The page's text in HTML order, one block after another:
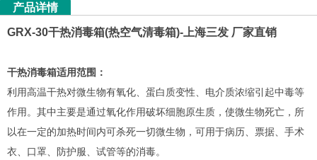
产品详情
GRX-30干热消毒箱(热空气清毒箱)-上海三发 厂家直销
干热消毒箱适用范围：
利用高温干热对微生物有氧化、蛋白质变性、电介质浓缩引起中毒等
作用。其中主要是通过氧化作用破坏细胞原生质，使微生物死亡，所
以在一定的加热时间内可杀死一切微生物，可用于病历、票据、手术
衣、口罩、防护服、试管等的消毒。